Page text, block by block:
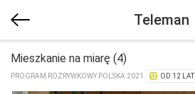
Teleman
Mieszkanie na miarę (4)
PROGRAM ROZRYWKOWY POLSKA 2021 OD 12 LAT